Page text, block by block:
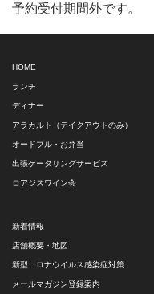
予約受付期間外です。
HOME
ランチ
ディナー
アラカルト（テイクアウトのみ）
オードブル・お弁当
出張ケータリングサービス
ロアジスワイン会
新着情報
店舗概要・地図
新型コロナウイルス感染症対策
メールマガジン登録案内